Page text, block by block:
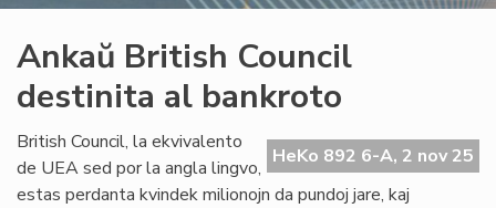
Ankaŭ British Council
destinita al bankroto
HeKo 892 6-A, 2 nov 25
British Council, la ekvivalento
de UEA sed por la angla lingvo,
estas perdanta kvindek milionojn da pundoj jare, kaj